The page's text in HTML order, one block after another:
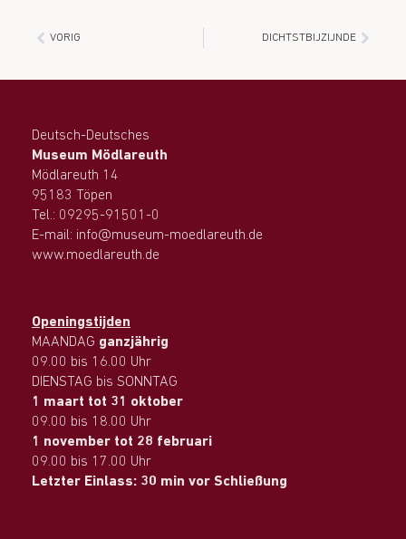
VORIG DICHTSTBIJZIJNDE
Deutsch-Deutsches
Museum Mödlareuth
Mödlareuth 14
95183 Töpen
Tel.: 09295-91501-0
E-mail: info@museum-moedlareuth.de
www.moedlareuth.de
Openingstijden
MAANDAG ganzjährig
09.00 bis 16.00 Uhr
DIENSTAG bis SONNTAG
1 maart tot 31 oktober
09.00 bis 18.00 Uhr
1 november tot 28 februari
09.00 bis 17.00 Uhr
Letzter Einlass: 30 min vor Schließung